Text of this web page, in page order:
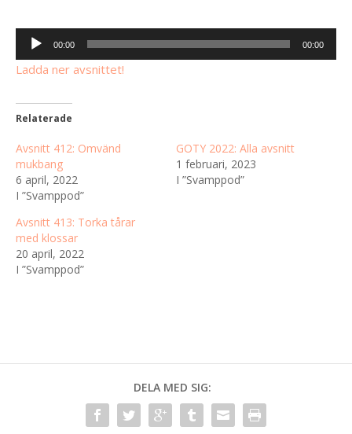
Ljudspelare
00:00 00:00
Ladda ner avsnittet!
Relaterade
Avsnitt 412: Omvänd
mukbang
6 april, 2022
I ”Svamppod”
GOTY 2022: Alla avsnitt
1 februari, 2023
I ”Svamppod”
Avsnitt 413: Torka tårar
med klossar
20 april, 2022
I ”Svamppod”
DELA MED SIG: